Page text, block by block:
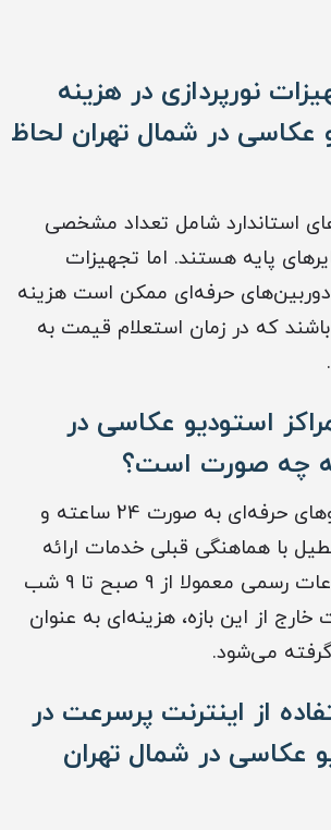
نورپردازی در هزینه
عکاسی در شمال تهران لحاظ
استاندارد شامل تعداد مشخصی
پایه هستند. اما تجهیزات
حرفه‌ای ممکن است هزینه
که در زمان استعلام قیمت به
استودیو عکاسی در
چه صورت است؟
بسیاری از استودیوهای حرفه‌ای به صورت 24 ساعته و
با هماهنگی قبلی خدمات ارائه
می‌دهند. البته ساعات رسمی معمولا از 9 صبح تا 9 شب
از این بازه، هزینه‌ای به عنوان
می‌شود.
از اینترنت پرسرعت در
عکاسی در شمال تهران